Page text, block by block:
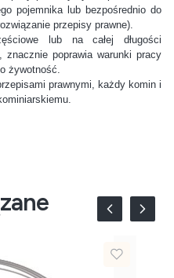
pojemnika lub bezpośrednio do
przepisy prawne).
lub na całej długości
znacznie poprawia warunki pracy
żywotność.
prawnymi, każdy komin i